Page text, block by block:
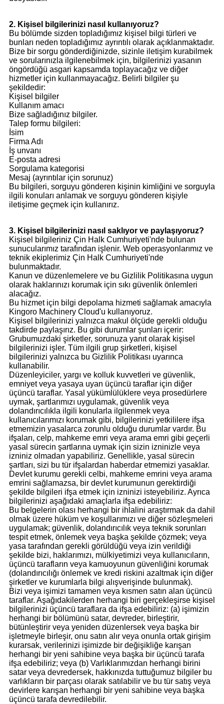
2. Kişisel bilgilerinizi nasıl kullanıyoruz?
Bu bölümde sizden topladığımız kişisel bilgi türleri ve
bunları neden topladığımız ayrıntılı olarak açıklanmaktadır.
Bize bir sorgu gönderdiğinizde, sizinle iletişim kurabilmek
ve sorularınızla ilgilenebilmek için, bilgilerinizi yasanın
öngördüğü asgari kapsamda toplayacağız ve diğer
hizmetler için kullanmayacağız. Belirli bilgiler şu
şekildedir:
Kişisel bilgiler
Kullanım amacı
Bize sağladığınız bilgiler.
Talep formu bilgileri:
İsim
Firma Adı
İş unvanı
E-posta adresi
Sorgulama kategorisi
Mesaj (ayrıntılar için sorunuz)
Bu bilgileri, sorguyu gönderen kişinin kimliğini ve sorguyla
ilgili konuları anlamak ve sorguyu gönderen kişiyle
iletişime geçmek için kullanırız.
3. Kişisel bilgilerinizi nasıl saklıyor ve paylaşıyoruz?
Kişisel bilgileriniz Çin Halk Cumhuriyeti'nde bulunan
sunucularımız tarafından işlenir. Web operasyonlarımız ve
teknik ekiplerimiz Çin Halk Cumhuriyeti'nde
bulunmaktadır.
Kanun ve düzenlemelere ve bu Gizlilik Politikasına uygun
olarak haklarınızı korumak için sıkı güvenlik önlemleri
alacağız.
Bu hizmet için bilgi depolama hizmeti sağlamak amacıyla
Kingoro Machinery Cloud'u kullanıyoruz.
Kişisel bilgilerinizi yalnızca makul ölçüde gerekli olduğu
takdirde paylaşırız. Bu gibi durumlar şunları içerir:
Grubumuzdaki şirketler, sorunuza yanıt olarak kişisel
bilgilerinizi işler. Tüm ilgili grup şirketleri, kişisel
bilgilerinizi yalnızca bu Gizlilik Politikası uyarınca
kullanabilir.
Düzenleyiciler, yargı ve kolluk kuvvetleri ve güvenlik,
emniyet veya yasaya uyan üçüncü taraflar için diğer
üçüncü taraflar. Yasal yükümlülüklere veya prosedürlere
uymak, şartlarımızı uygulamak, güvenlik veya
dolandırıcılıkla ilgili konularla ilgilenmek veya
kullanıcılarımızı korumak gibi, bilgilerinizi yetkililere ifşa
etmemizin yasalarca zorunlu olduğu durumlar vardır. Bu
ifşaları, celp, mahkeme emri veya arama emri gibi geçerli
yasal sürecin şartlarına uymak için sizin izninizle veya
izniniz olmadan yapabiliriz. Genellikle, yasal sürecin
şartları, sizi bu tür ifşalardan haberdar etmemizi yasaklar.
Devlet kurumu gerekli celbi, mahkeme emrini veya arama
emrini sağlamazsa, bir devlet kurumunun gerektirdiği
şekilde bilgileri ifşa etmek için izninizi isteyebiliriz. Ayrıca
bilgilerinizi aşağıdaki amaçlarla ifşa edebiliriz:
Bu belgelerin olası herhangi bir ihlalini araştırmak da dahil
olmak üzere hüküm ve koşullarımızı ve diğer sözleşmeleri
uygulamak; güvenlik, dolandırıcılık veya teknik sorunları
tespit etmek, önlemek veya başka şekilde çözmek; veya
yasa tarafından gerekli görüldüğü veya izin verildiği
şekilde bizi, haklarımızı, mülkiyetimizi veya kullanıcıların,
üçüncü tarafların veya kamuoyunun güvenliğini korumak
(dolandırıcılığı önlemek ve kredi riskini azaltmak için diğer
şirketler ve kurumlarla bilgi alışverişinde bulunmak).
Bizi veya işimizi tamamen veya kısmen satın alan üçüncü
taraflar. Aşağıdakilerden herhangi biri gerçekleşirse kişisel
bilgilerinizi üçüncü taraflara da ifşa edebiliriz: (a) işimizin
herhangi bir bölümünü satar, devreder, birleştirir,
bütünleştirir veya yeniden düzenlersek veya başka bir
işletmeyle birleşir, onu satın alır veya onunla ortak girişim
kurarsak, verilerinizi işimizde bir değişikliğe karışan
herhangi bir yeni sahibine veya başka bir üçüncü tarafa
ifşa edebiliriz; veya (b) Varlıklarımızdan herhangi birini
satar veya devredersek, hakkınızda tuttuğumuz bilgiler bu
varlıkların bir parçası olarak satılabilir ve bu tür satış veya
devirlere karışan herhangi bir yeni sahibine veya başka
üçüncü tarafa devredilebilir.